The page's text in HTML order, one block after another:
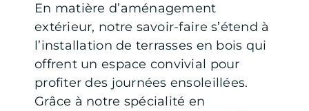
En matière d’aménagement
extérieur, notre savoir-faire s’étend à
l’installation de terrasses en bois qui
offrent un espace convivial pour
profiter des journées ensoleillées.
Grâce à notre spécialité en